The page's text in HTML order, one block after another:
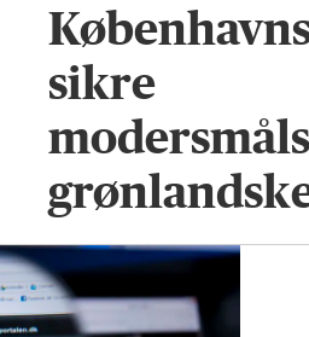
sikre